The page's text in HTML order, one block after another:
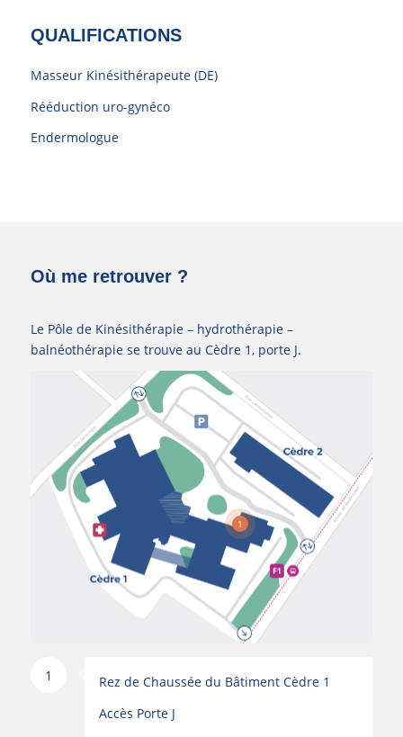
QUALIFICATIONS
Masseur Kinésithérapeute (DE)
Rééduction uro-gynéco
Endermologue
Où me retrouver ?
Le Pôle de Kinésithérapie – hydrothérapie –
balnéothérapie se trouve au Cèdre 1, porte J.
1
1
Rez de Chaussée du Bâtiment Cèdre 1
Accès Porte J